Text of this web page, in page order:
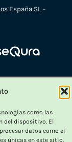
como las
del dispositivo. El
datos como el
únicas en este sitio.
España SL –